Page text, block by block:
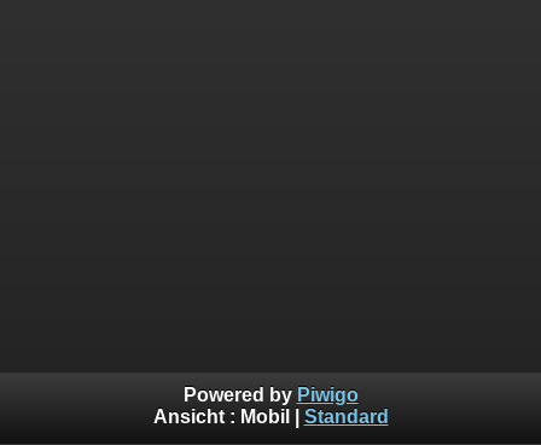
Powered by Piwigo
Ansicht : Mobil Standard